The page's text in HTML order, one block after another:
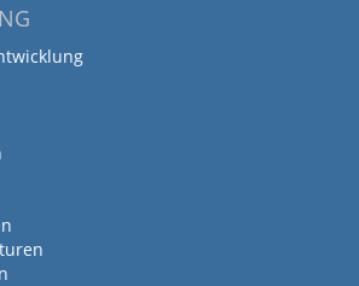
Team von Fischer
stets kompetent…
· 12. August 2022
Team von Fischer & Habel
und hilfsbereit zur
die professionelle